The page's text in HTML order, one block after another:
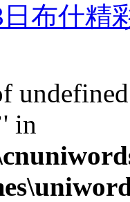
日布什精
in